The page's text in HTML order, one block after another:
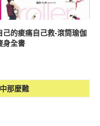
己的痠痛自己救-滾筒瑜伽
身全書
那麼難